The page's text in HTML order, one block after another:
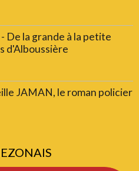
De la grande à la petite
d'Alboussière
JAMAN, le roman policier